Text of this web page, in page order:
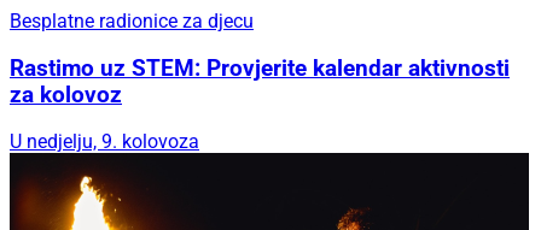
Besplatne radionice za djecu
Rastimo uz STEM: Provjerite kalendar aktivnosti
za kolovoz
U nedjelju, 9. kolovoza